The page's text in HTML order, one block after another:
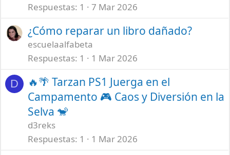
Respuestas 1 7 Mar 2026
¿Cómo reparar un libro dañado?
escuelaalfabeta
Respuestas 1 1 Mar 2026
D
🔥🌴 Tarzan PS1 Juerga en el
Campamento 🎮 Caos y Diversión en la
Selva 🐒
d3reks
Respuestas 1 1 Mar 2026